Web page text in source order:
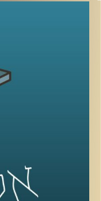
האם פרסום
באמנות הוא
המהפכה
ייצוגים
צפיית
המסדרון
בקהילתיות.